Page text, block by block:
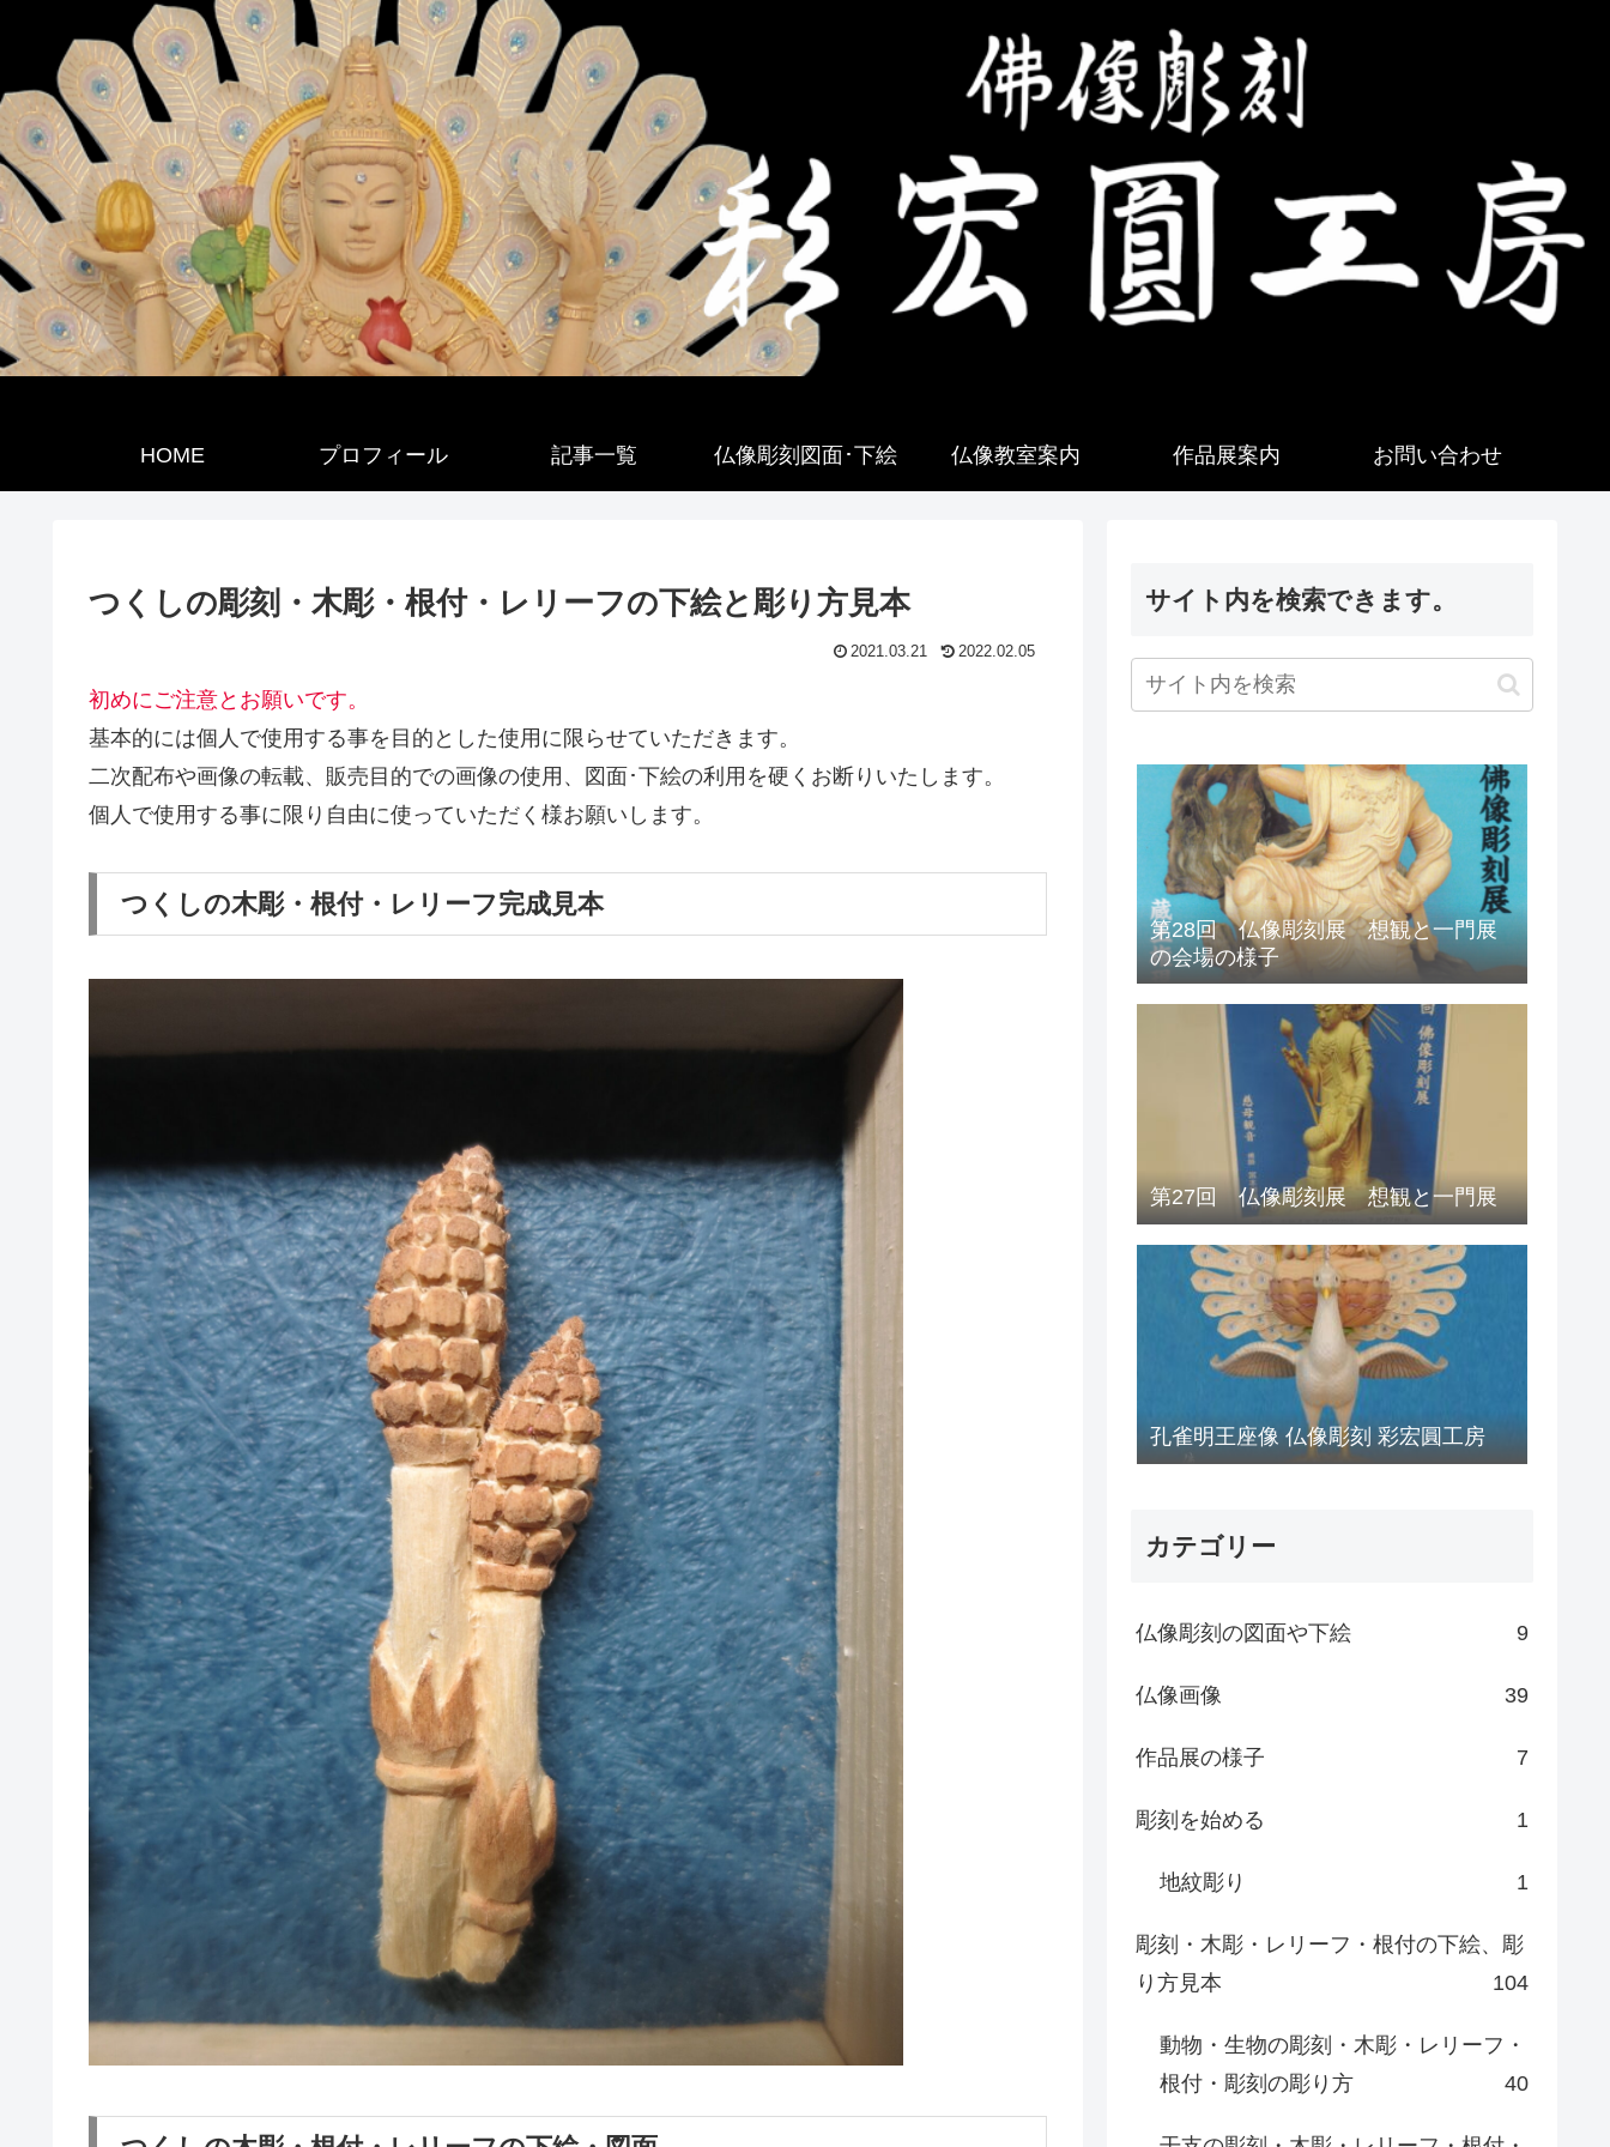
HOME プロフィール 記事一覧 仏像彫刻図面･下絵 仏像教室案内 作品展案内 お問い合わせ
つくしの彫刻・木彫・根付・レリーフの下絵と彫り方見本
2021.03.21 2022.02.05
初めにご注意とお願いです。
基本的には個人で使用する事を目的とした使用に限らせていただきます。
二次配布や画像の転載、販売目的での画像の使用、図面･下絵の利用を硬くお断りいたします。
個人で使用する事に限り自由に使っていただく様お願いします。
つくしの木彫・根付・レリーフ完成見本
サイト内を検索できます。
第28回 仏像彫刻展 想観と一門展
の会場の様子
第27回 仏像彫刻展 想観と一門展
孔雀明王座像 仏像彫刻 彩宏圓工房
カテゴリー
仏像彫刻の図面や下絵 9
仏像画像 39
作品展の様子 7
彫刻を始める 1
地紋彫り 1
彫刻・木彫・レリーフ・根付の下絵、彫
り方見本
104
動物・生物の彫刻・木彫・レリーフ・
根付・彫刻の彫り方
40